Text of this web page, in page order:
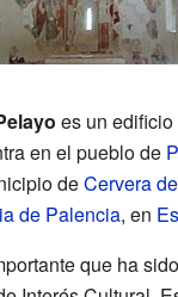
es un
en el pueblo de
deCervera
de Palencia, en
que ha